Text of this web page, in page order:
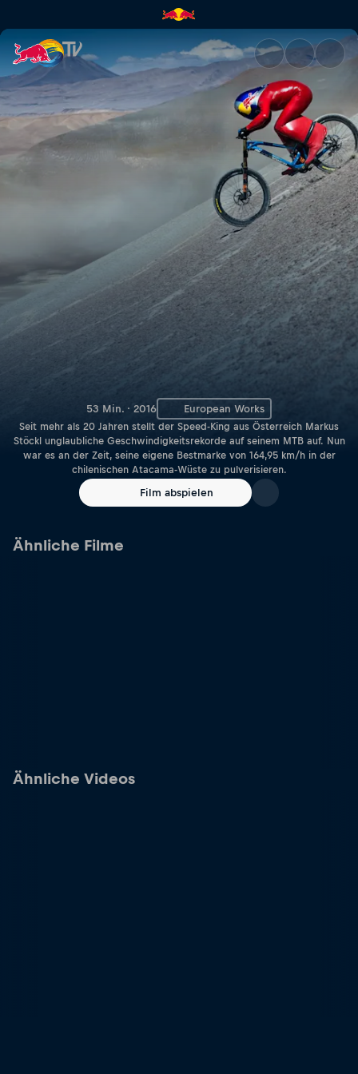
VMax: No Straight Line | Red
53 Min. · 2016 European Works
Seit mehr als 20 Jahren stellt der Speed-King aus Österreich Markus
Stöckl unglaubliche Geschwindigkeitsrekorde auf seinem MTB auf. Nun
war es an der Zeit, seine eigene Bestmarke von 164,95 km/h in der
chilenischen Atacama-Wüste zu pulverisieren.
Film abspielen
Ähnliche Filme
Ähnliche Videos